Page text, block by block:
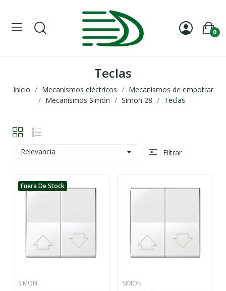
0
Teclas
Inicio Mecanismos eléctricos
Mecanismos de empotrar
Mecanismos Simón
Simon 28 Teclas
Relevancia  Filtrar
Fuera De Stock
SIMON SIMON